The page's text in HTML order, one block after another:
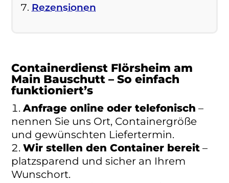
Rezensionen
Containerdienst Flörsheim am
Main Bauschutt – So einfach
funktioniert’s
Anfrage online oder telefonisch –
nennen Sie uns Ort, Containergröße
und gewünschten Liefertermin.
Wir stellen den Container bereit –
platzsparend und sicher an Ihrem
Wunschort.